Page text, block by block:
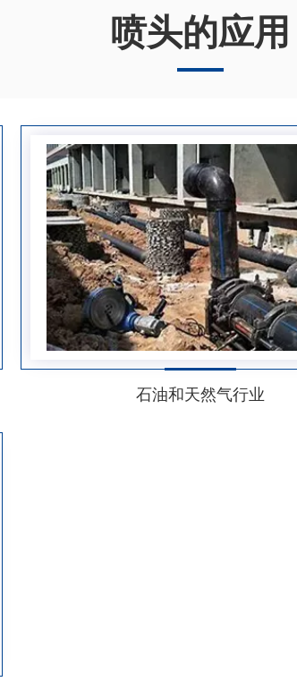
喷头的应用
石油和天然气行业